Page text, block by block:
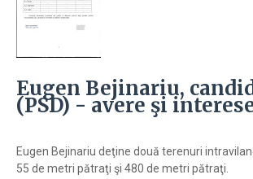
Eugen Bejinariu,
(PSD) - avere şi
Eugen Bejinariu deţine două terenuri
55 de metri pătraţi şi 480 de metri pătraţi.